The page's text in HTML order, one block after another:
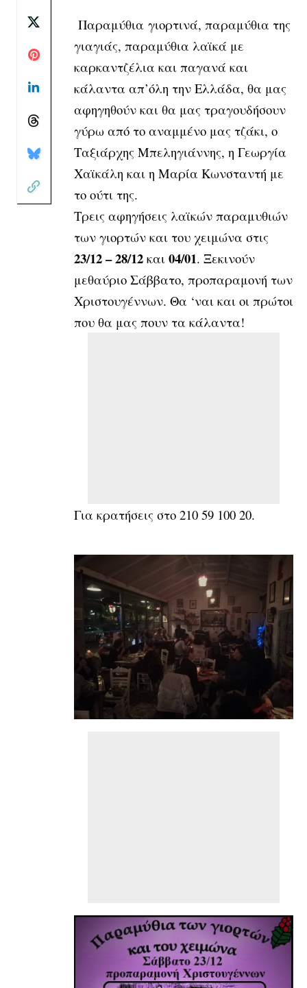
Παραμύθια γιορτινά, παραμύθια της
γιαγιάς, παραμύθια λαϊκά με
καρκαντζέλια και παγανά και
κάλαντα απ’όλη την Ελλάδα, θα μας
αφηγηθούν και θα μας τραγουδήσουν
γύρω από το αναμμένο μας τζάκι, ο
Ταξιάρχης Μπεληγιάννης, η Γεωργία
Χαϊκάλη και η Μαρία Κωνσταντή με
το ούτι της.
Τρεις αφηγήσεις λαϊκών παραμυθιών
των γιορτών και του χειμώνα στις
23/12 – 28/12 και 04/01. Ξεκινούν
μεθαύριο Σάββατο, προπαραμονή των
Χριστουγέννων. Θα ‘ναι και οι πρώτοι
που θα μας πουν τα κάλαντα!
Για κρατήσεις στο 210 59 100 20.